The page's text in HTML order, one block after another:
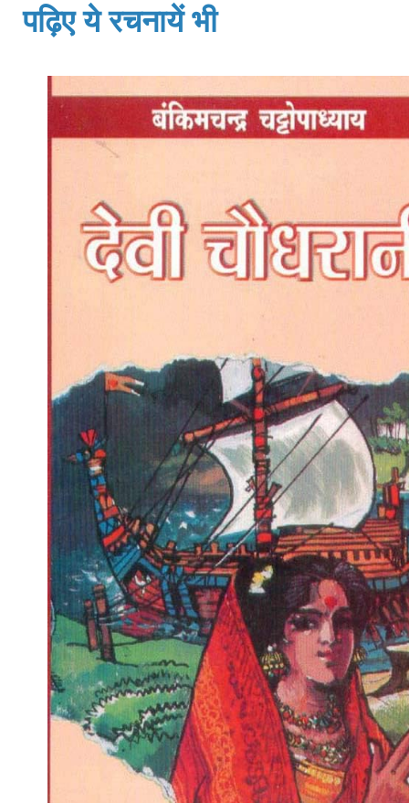
पढ़िए ये रचनायें भी